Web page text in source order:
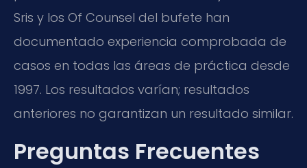
Sris y los Of Counsel del bufete han
documentado experiencia comprobada de
casos en todas las áreas de práctica desde
1997. Los resultados varían; resultados
anteriores no garantizan un resultado similar.
Preguntas Frecuentes